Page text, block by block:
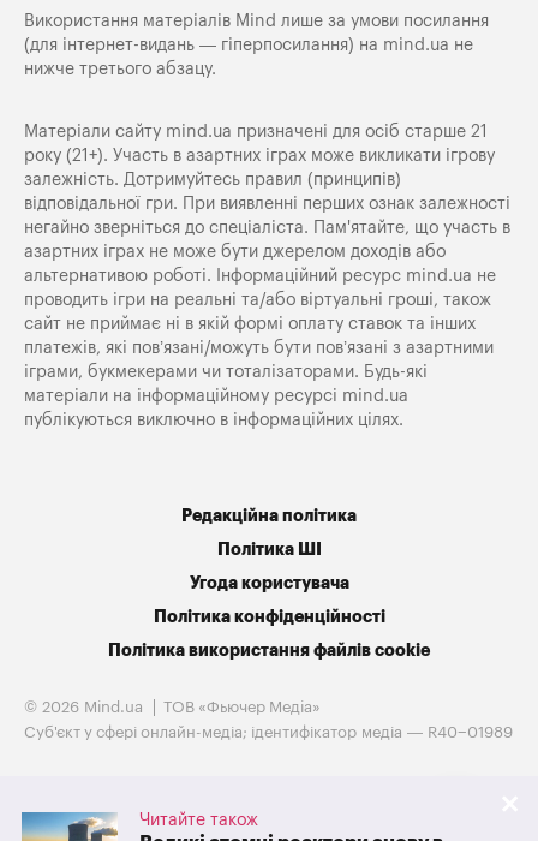
Читайте також
Використання матеріалів Mind лише за умови посилання
(для інтернет-видань — гіперпосилання) на mind.ua не
нижче третього абзацу.
Матеріали сайту mind.ua призначені для осіб старше 21
року (21+). Участь в азартних іграх може викликати ігрову
залежність. Дотримуйтесь правил (принципів)
відповідальної гри. При виявленні перших ознак залежності
негайно зверніться до спеціаліста. Пам'ятайте, що участь в
азартних іграх не може бути джерелом доходів або
альтернативою роботі. Інформаційний ресурс mind.ua не
проводить ігри на реальні та/або віртуальні гроші, також
сайт не приймає ні в якій формі оплату ставок та інших
платежів, які пов’язані/можуть бути пов’язані з азартними
іграми, букмекерами чи тоталізаторами. Будь-які
матеріали на інформаційному ресурсі mind.ua
публікуються виключно в інформаційних цілях.
Редакційна політика
Політика ШІ
Угода користувача
Політика конфіденційності
Політика використання файлів cookie
© 2026 Mind.ua
ТОВ «Фьючер Медiа»
Cуб'єкт у сфері онлайн-медіа; ідентифікатор медіа — R40−01989